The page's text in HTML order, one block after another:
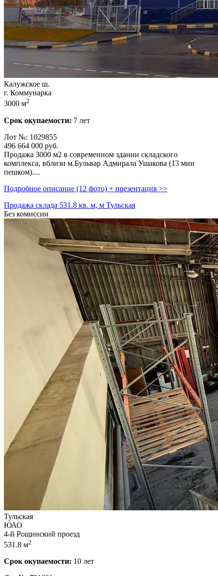
Калужское ш.
г. Коммунарка
3000 м2
Срок окупаемости: 7 лет
Лот №: 1029855
496 664 000 руб.
Продажа 3000 м2 в современном здании складского
комплекса,­ вблизи м.Бульвар Адмирала Ушакова (13 мин
пешком)....
Подробное описание (12 фото) + презентация >>
Продажа склада 531.8 кв. м, м Тульская
Без комиссии
Тульская
ЮАО
4-й Рощинский проезд
531.8 м2
Срок окупаемости: 10 лет